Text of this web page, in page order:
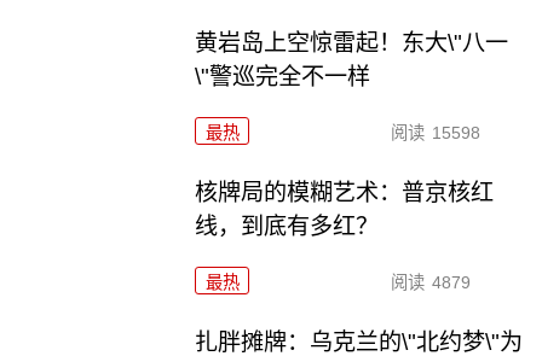
黄岩岛上空惊雷起！东大\"八一
\"警巡完全不一样
最热 阅读 15598
核牌局的模糊艺术：普京核红
线，到底有多红？
最热 阅读 4879
扎胖摊牌：乌克兰的\"北约梦\"为